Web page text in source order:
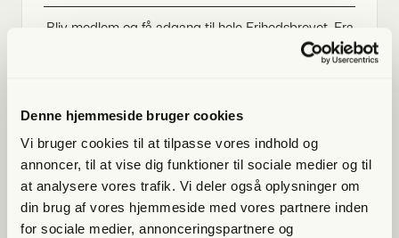
Denne hjemmeside bruger cookies
Vi bruger cookies til at tilpasse vores indhold og
annoncer, til at vise dig funktioner til sociale medier og til
at analysere vores trafik. Vi deler også oplysninger om
din brug af vores hjemmeside med vores partnere inden
for sociale medier, annonceringspartnere og
Bliv med­lem og få adgang til hele Fri­heds­bre­vet. Fra
artik­ler til podcasts – få ori­gi­nal jour­na­li­stik, du ikke
Allerede medlem?Log ind her.